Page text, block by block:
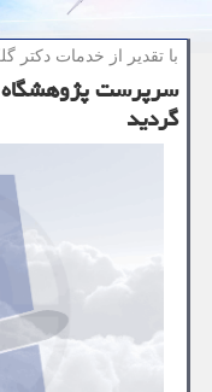
با تقدیر از خدمات دكتر
سرپرست پژوهشگاه
گردید